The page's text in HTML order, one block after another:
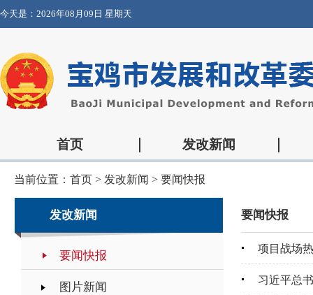
今天是： 2026年08月09日 星期天
首页 发改新闻
当前位置： 首页 > 发改新闻 > 要闻快报
发改新闻
要闻快报
图片新闻
要闻快报
项目战场
习近平总